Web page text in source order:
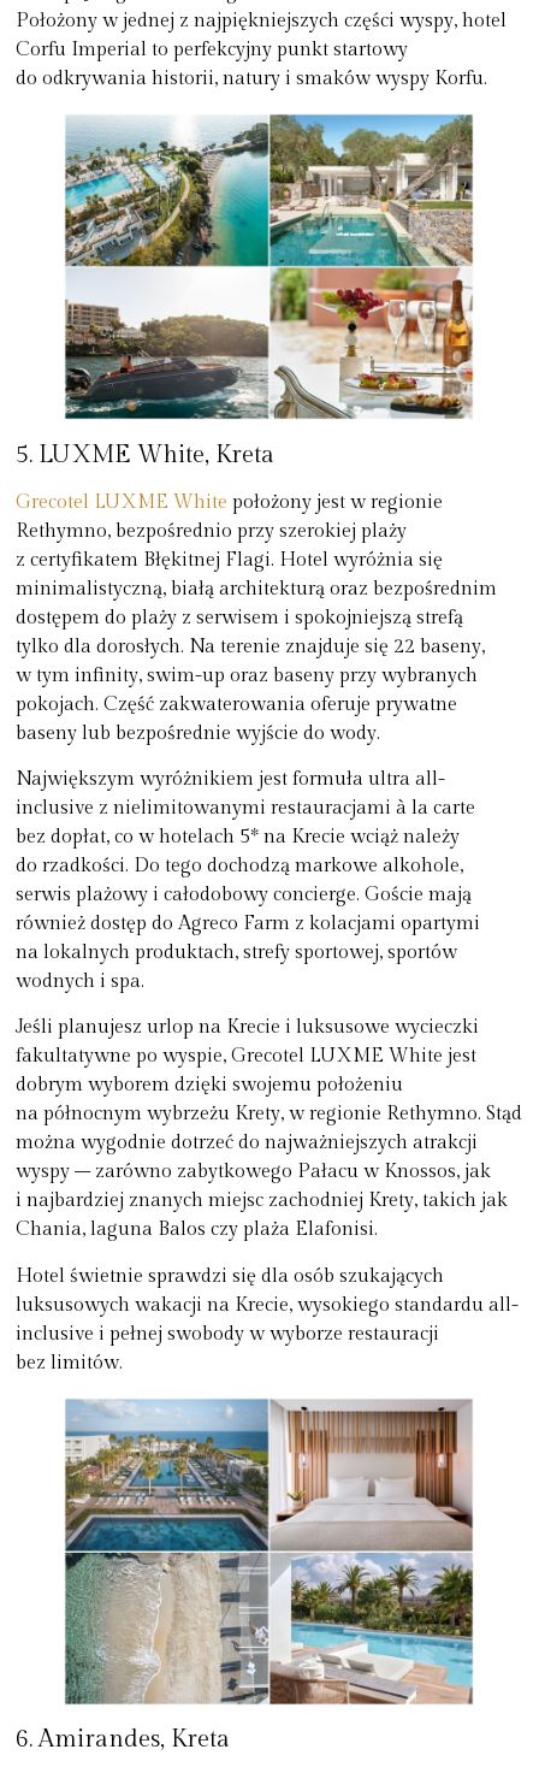
Położony w jednej z najpiękniejszych części wyspy, hotel
Corfu Imperial to perfekcyjny punkt startowy
do odkrywania historii, natury i smaków wyspy Korfu.
5. LUXME White, Kreta
Grecotel LUXME Whitepołożony jest w regionie
Rethymno, bezpośrednio przy szerokiej plaży
z certyfikatem Błękitnej Flagi. Hotel wyróżnia się
minimalistyczną, białą architekturą oraz bezpośrednim
dostępem do plaży z serwisem i spokojniejszą strefą
tylko dla dorosłych. Na terenie znajduje się 22 baseny,
w tym infinity, swim-up oraz baseny przy wybranych
pokojach. Część zakwaterowania oferuje prywatne
baseny lub bezpośrednie wyjście do wody.
Największym wyróżnikiem jest formuła ultra all-
inclusive z nielimitowanymi restauracjami à la carte
bez dopłat, co w hotelach 5* na Krecie wciąż należy
do rzadkości. Do tego dochodzą markowe alkohole,
serwis plażowy i całodobowy concierge. Goście mają
również dostęp do Agreco Farm z kolacjami opartymi
na lokalnych produktach, strefy sportowej, sportów
wodnych i spa.
Jeśli planujeszurlop na Krecie i luksusowe wycieczki
fakultatywne po wyspie, Grecotel LUXME White jest
dobrym wyborem dzięki swojemu położeniu
na północnym wybrzeżu Krety, w regionie Rethymno. Stąd
można wygodnie dotrzeć do najważniejszych atrakcji
wyspy – zarówno zabytkowego Pałacu w Knossos, jak
i najbardziej znanych miejsc zachodniej Krety, takich jak
Chania, laguna Balos czy plaża Elafonisi.
Hotel świetnie sprawdzi się dla osób szukających
luksusowych wakacji na Krecie, wysokiego standardu all-
inclusive i pełnej swobody w wyborze restauracji
bez limitów.
6. Amirandes, Kreta